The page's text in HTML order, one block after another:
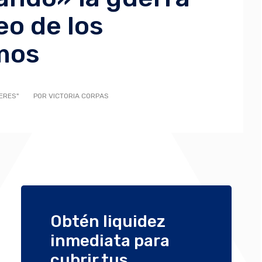
de los
POR VICTORIA CORPAS
Obtén liquidez
inmediata para